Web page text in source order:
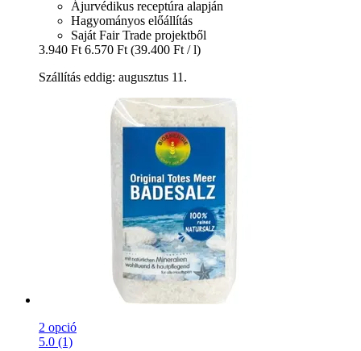
Ájurvédikus receptúra alapján
Hagyományos előállítás
Saját Fair Trade projektből
3.940 Ft 6.570 Ft (39.400 Ft / l)
Szállítás eddig: augusztus 11.
2 opció
5.0 (1)